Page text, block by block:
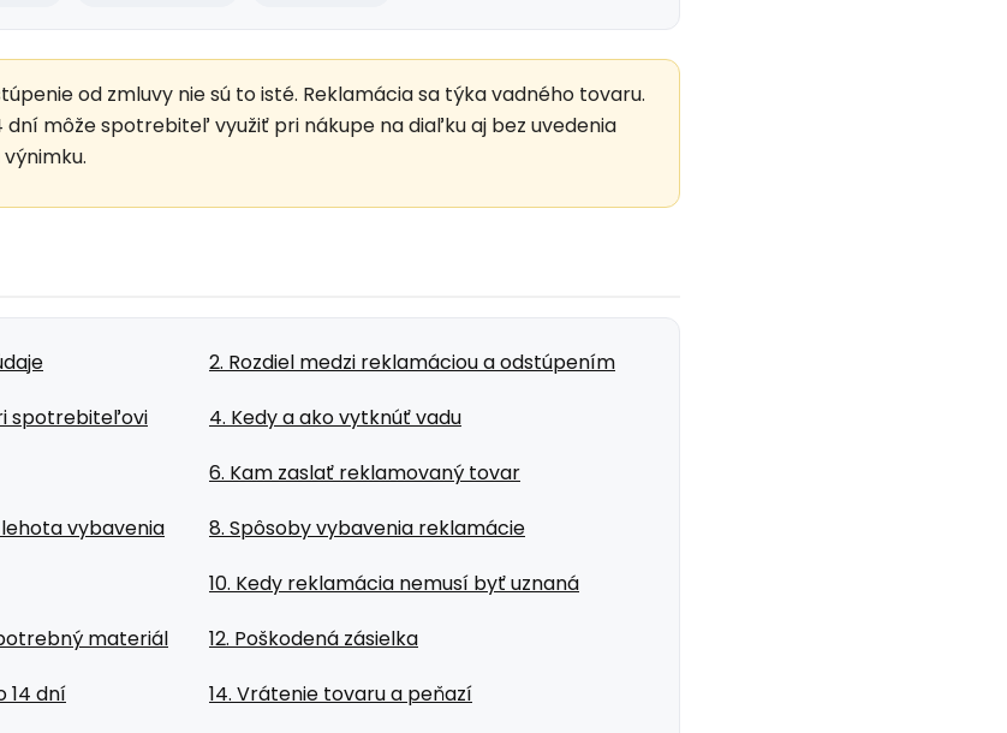
od zmluvy nie sú to isté. Reklamácia sa týka vadného tovaru.
dní môže spotrebiteľ využiť pri nákupe na diaľku aj bez uvedenia
2. Rozdiel medzi reklamáciou a odstúpením
spotrebiteľovi
4. Kedy a ako vytknúť vadu
6. Kam zaslať reklamovaný tovar
vybavenia
8. Spôsoby vybavenia reklamácie
10. Kedy reklamácia nemusí byť uznaná
materiál
12. Poškodená zásielka
14 dní
14. Vrátenie tovaru a peňazí